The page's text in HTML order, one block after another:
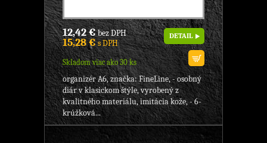
12,42 €bez DPH
15,28 €s DPH
Skladom viac ako 30 ks
DETAIL
organizér A6, značka: FineLine, - osobný
diár v klasickom štýle, vyrobený z
kvalitného materiálu, imitácia kože, - 6-
krúžková...